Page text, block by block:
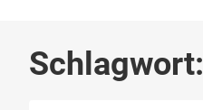
Schlagwort: